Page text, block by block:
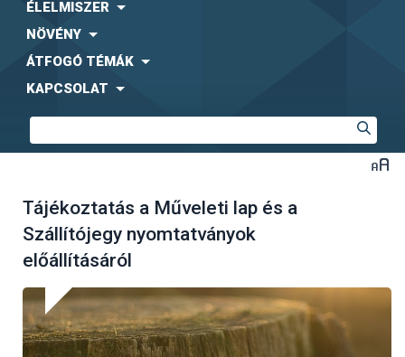
ÉLELMISZER
NÖVÉNY
ÁTFOGÓ TÉMÁK
KAPCSOLAT
Tájékoztatás a Műveleti lap és a
Szállítójegy nyomtatványok
előállításáról